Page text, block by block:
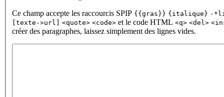
Ce champ accepte les raccourcis SPIP {{gras}} {italique} -
[texte->url]
<quote> <code> et le code HTML <q> <del>
créer des paragraphes, laissez simplement des lignes vides.